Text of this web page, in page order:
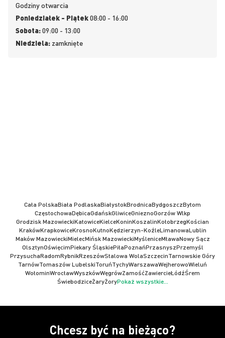
Godziny otwarcia
Poniedziałek - Piątek08:00 - 16:00
Sobota:09:00 - 13:00
Niedziela: zamknięte
Cała PolskaBiała PodlaskaBiałystokBrodnicaBydgoszczBytom
CzęstochowaDębicaGdańskGliwiceGnieznoGorzów Wlkp
Grodzisk MazowieckiKatowiceKielceKoninKoszalinKołobrzegKościan
KrakówKrapkowiceKrosnoKutnoKędzierzyn-KoźleLimanowaLublin
Maków MazowieckiMielecMińsk MazowieckiMyśleniceMławaNowy Sącz
OlsztynOświęcimPiekary ŚląskiePiłaPoznańPrzasnyszPrzemyśl
PrzysuchaRadomRybnikRzeszówStalowa WolaSzczecinTarnowskie Góry
TarnówTomaszów LubelskiToruńTychyWarszawaWejherowoWieluń
WołominWrocławWyszkówWęgrówZamośćZawiercieŁódźŚrem
ŚwiebodziceŻaryŻoryPokaż wszystkie...
Chcesz być na bieżąco?